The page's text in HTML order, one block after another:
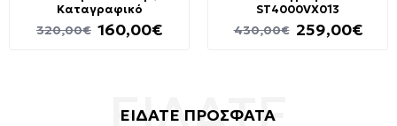
Καταγραφικό
160,00€
320,00€
ST4000VX013
259,00€
430,00€
ΕΙΔΑΤΕ ΠΡΟΣΦΑΤΑ